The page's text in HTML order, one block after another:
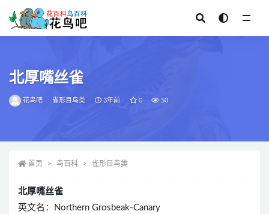
北厚嘴丝雀
花鸟吧 雀形目鸟类 3年前 0 50
首页 鸟百科 雀形目鸟类
北厚嘴丝雀
英文名：Northern Grosbeak-Canary